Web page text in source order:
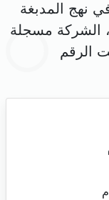
نهج المدبغة
الشركة مسجلة
الرقم